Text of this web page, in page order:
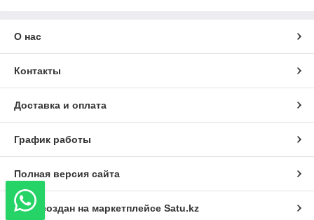
О нас
Контакты
Доставка и оплата
График работы
Полная версия сайта
Сайт создан на маркетплейсе Satu.kz